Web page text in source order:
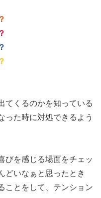
てくるのかを知っている
った時に対処できるよう
びを感じる場面をチェッ
どいなぁと思ったとき
ことをして、テンション